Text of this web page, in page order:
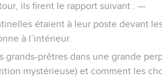
ils firent le rapport suivant : —
étaient à leur poste devant
à l’intérieur.
prêtres dans une grande
mystérieuse) et comment les